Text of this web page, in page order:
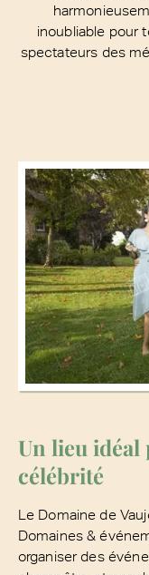
inoubliable pour
spectateurs des
Un lieu idéal
célébrité
Le Domaine de
Domaines &
organiser des